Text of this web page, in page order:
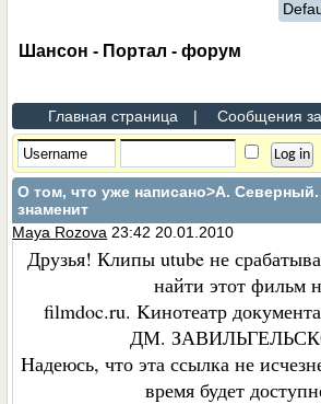
Шансон - Портал - форум
Главная страница | Сообщения
О том, что уже написано>А.
знаменит
Maya Rozova 23:42 20.01.2010
Друзья! Клипы utube не
найти этот фильм
filmdoc.ru. Kинотеатр
ДМ.
Hадеюсь, что эта ссылка не
время будет